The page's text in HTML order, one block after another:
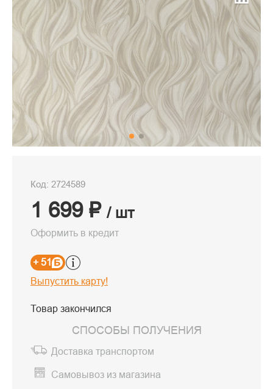
Код: 2724589
1 699 ₽ / шт
Оформить в кредит
+ 51
Выпустить карту!
Товар закончился
СПОСОБЫ ПОЛУЧЕНИЯ
Доставка транспортом
Самовывоз из магазина